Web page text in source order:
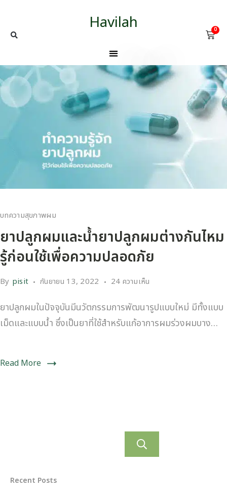
Havilah 0
บทความสุขภาพผม
ยาปลูกผมและน้ำยาปลูกผมต่างกันไหม
รู้ก่อนใช้เพื่อความปลอดภัย
By pisit กันยายน 13, 2022 24 ความเห็น
ยาปลูกผมในปัจจุบันมีนวัตกรรมการพัฒนารูปแบบใหม่ มีทั้งแบบ
เม็ดและแบบน้ำ ซึ่งเป็นยาที่ใช้สำหรับแก้อาการผมร่วงผมบาง…
Read More
Recent Posts